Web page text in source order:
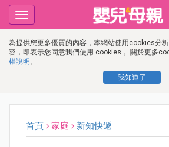
為提供您更多優質的內容，本網站使用cookies分
容，即表示您同意我們使用 cookies， 關於更多
權說明 。
我知道了
Toggle
navigation
首頁 家庭 新知快遞